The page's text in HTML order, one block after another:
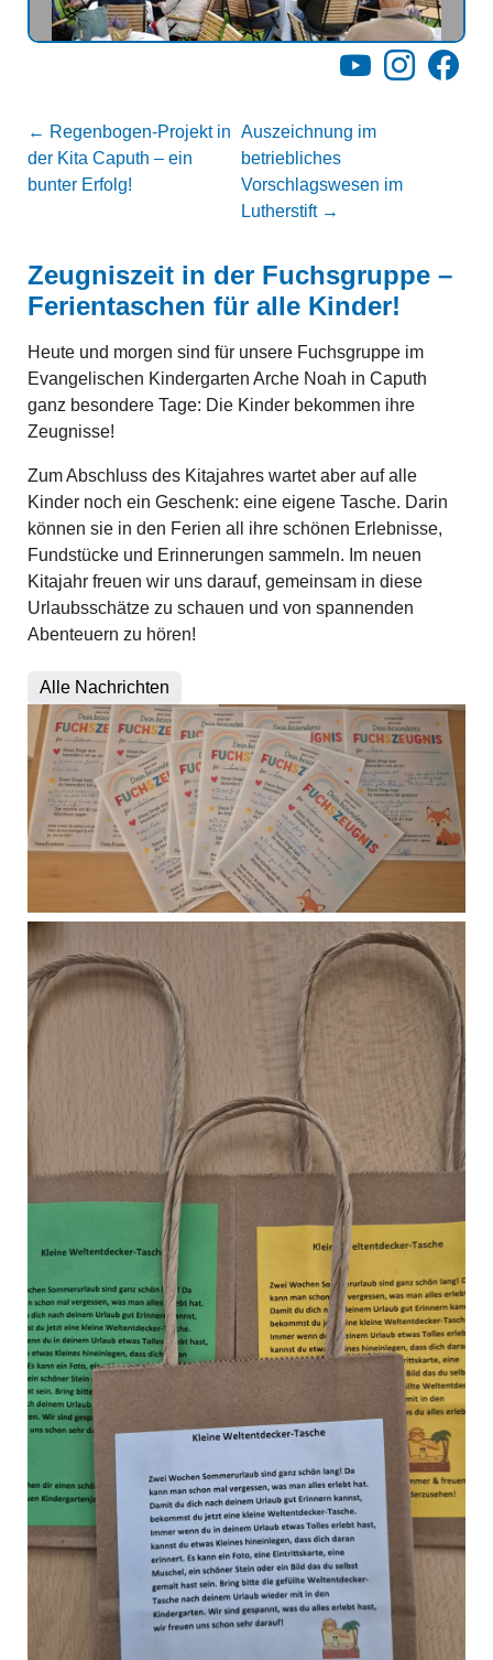
YouTubeInstagram
← Regenbogen-Projekt in
der Kita Caputh – ein
bunter Erfolg!
Auszeichnung im
betriebliches
Vorschlagswesen im
Lutherstift →
Zeugniszeit in der Fuchsgruppe –
Ferientaschen für alle Kinder!
️Heute und morgen sind für unsere Fuchsgruppe im
Evangelischen Kindergarten Arche Noah in Caputh
ganz besondere Tage: Die Kinder bekommen ihre
Zeugnisse!
Zum Abschluss des Kitajahres wartet aber auf alle
Kinder noch ein Geschenk: eine eigene Tasche. Darin
können sie in den Ferien all ihre schönen Erlebnisse,
Fundstücke und Erinnerungen sammeln. Im neuen
Kitajahr freuen wir uns darauf, gemeinsam in diese
Urlaubsschätze zu schauen und von spannenden
Abenteuern zu hören! ️
Alle Nachrichten